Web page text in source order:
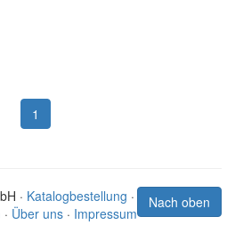
1
Nach oben
· Katalogbestellung ·
· Über uns · Impressum